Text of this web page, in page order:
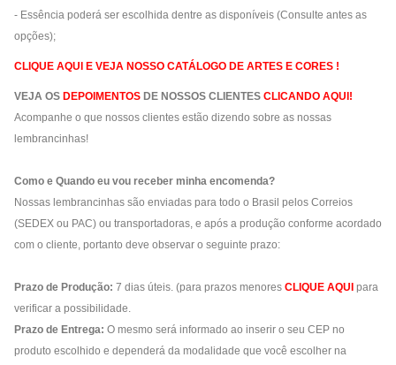
- Essência poderá ser escolhida dentre as disponíveis (Consulte antes as
opções);
CLIQUE AQUI E VEJA NOSSO CATÁLOGO DE ARTES E CORES !
VEJA OS DEPOIMENTOS DE NOSSOS CLIENTES CLICANDO AQUI!
Acompanhe o que nossos clientes estão dizendo sobre as nossas
lembrancinhas!
Como e Quando eu vou receber minha encomenda?
Nossas lembrancinhas são enviadas para todo o Brasil pelos Correios
(SEDEX ou PAC) ou transportadoras, e após a produção conforme acordado
com o cliente, portanto deve observar o seguinte prazo:
Prazo de Produção: 7 dias úteis. (para prazos menores CLIQUE AQUI para
verificar a possibilidade.
Prazo de Entrega: O mesmo será informado ao inserir o seu CEP no
produto escolhido e dependerá da modalidade que você escolher na